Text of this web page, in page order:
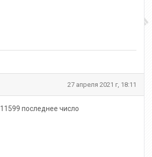
27 апреля 2021 г, 18:11
11599 последнее число